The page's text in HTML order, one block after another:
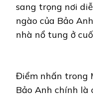
sang trọng nơi
ngào của Bảo
nhà nổ tung ở
Điểm nhấn trong
Bảo Anh chính là